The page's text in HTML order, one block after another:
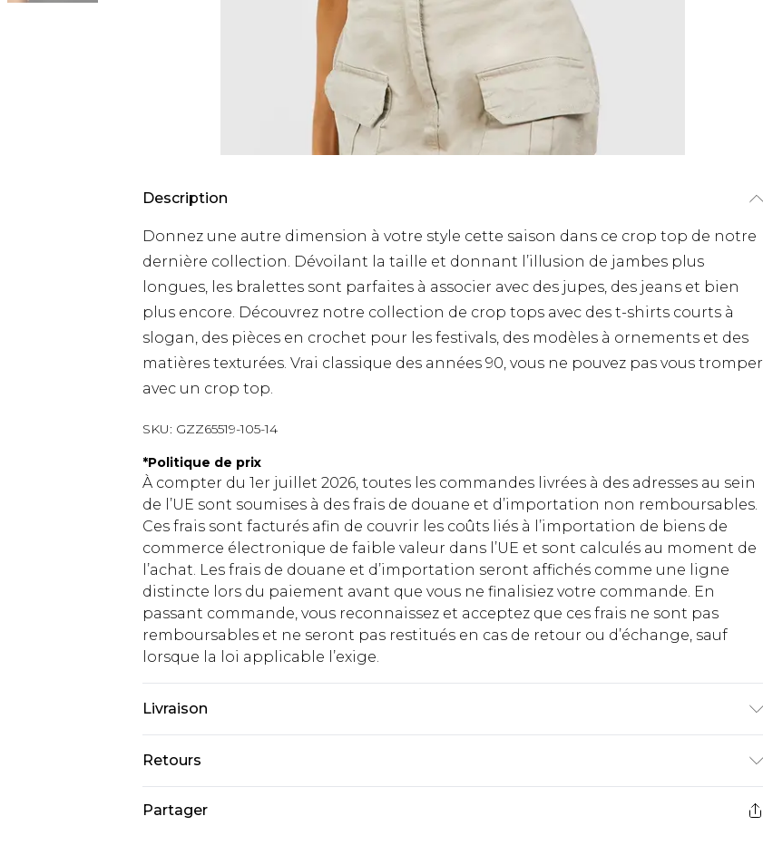
Description
Donnez une autre dimension à votre style cette saison dans ce crop top de notre
dernière collection. Dévoilant la taille et donnant l’illusion de jambes plus
longues, les bralettes sont parfaites à associer avec des jupes, des jeans et bien
plus encore. Découvrez notre collection de crop tops avec des t-shirts courts à
slogan, des pièces en crochet pour les festivals, des modèles à ornements et des
matières texturées. Vrai classique des années 90, vous ne pouvez pas vous tromper
avec un crop top.
SKU: GZZ65519-105-14
*Politique de prix
À compter du 1er juillet 2026, toutes les commandes livrées à des adresses au sein
de l’UE sont soumises à des frais de douane et d’importation non remboursables.
Ces frais sont facturés afin de couvrir les coûts liés à l’importation de biens de
commerce électronique de faible valeur dans l’UE et sont calculés au moment de
l’achat. Les frais de douane et d’importation seront affichés comme une ligne
distincte lors du paiement avant que vous ne finalisiez votre commande. En
passant commande, vous reconnaissez et acceptez que ces frais ne sont pas
remboursables et ne seront pas restitués en cas de retour ou d’échange, sauf
lorsque la loi applicable l’exige.
Livraison
Livraison standard France
€2.99
Livraison express France
€9.99
Retours
nous retourner un article.
Partager